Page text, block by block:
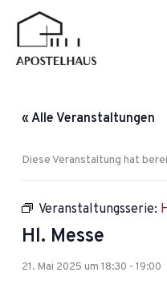
springen
« Alle Veranstaltungen
Diese Veranstaltung hat
Veranstaltungsserie:
Hl. Messe
21. Mai 2025 um 18:30 -19:00